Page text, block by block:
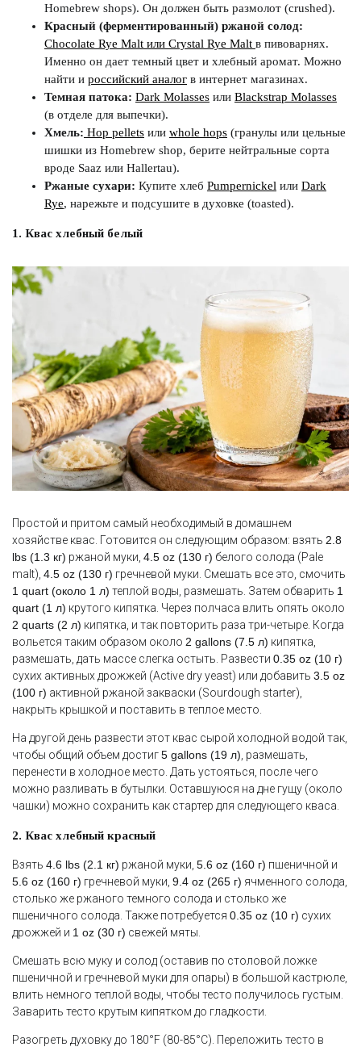
Homebrew shops). Он должен быть размолот (crushed).
Красный (ферментированный) ржаной солод:
Chocolate Rye Malt или Crystal Rye Malt в пивоварнях.
Именно он дает темный цвет и хлебный аромат. Можно
найти и российский аналог в интернет магазинах.
Темная патока: Dark Molasses или Blackstrap Molasses
(в отделе для выпечки).
Хмель: Hop pellets или whole hops (гранулы или цельные
шишки из Homebrew shop, берите нейтральные сорта
вроде Saaz или Hallertau).
Ржаные сухари: Купите хлеб Pumpernickel или Dark
Rye, нарежьте и подсушите в духовке (toasted).
1. Квас хлебный белый
Простой и притом самый необходимый в домашнем
хозяйстве квас. Готовится он следующим образом: взять 2.8
lbs (1.3 кг) ржаной муки, 4.5 oz (130 г) белого солода (Pale
malt), 4.5 oz (130 г) гречневой муки. Смешать все это, смочить
1 quart (около 1 л) теплой воды, размешать. Затем обварить 1
quart (1 л) крутого кипятка. Через полчаса влить опять около
2 quarts (2 л) кипятка, и так повторить раза три-четыре. Когда
вольется таким образом около 2 gallons (7.5 л) кипятка,
размешать, дать массе слегка остыть. Развести 0.35 oz (10 г)
сухих активных дрожжей (Active dry yeast) или добавить 3.5 oz
(100 г) активной ржаной закваски (Sourdough starter),
накрыть крышкой и поставить в теплое место.
На другой день развести этот квас сырой холодной водой так,
чтобы общий объем достиг5 gallons (19 л), размешать,
перенести в холодное место. Дать устояться, после чего
можно разливать в бутылки. Оставшуюся на дне гущу (около
чашки) можно сохранить как стартер для следующего кваса.
2. Квас хлебный красный
Взять 4.6 lbs (2.1 кг) ржаной муки, 5.6 oz (160 г) пшеничной и
5.6 oz (160 г) гречневой муки, 9.4 oz (265 г) ячменного солода,
столько же ржаного темного солода и столько же
пшеничного солода. Также потребуется 0.35 oz (10 г) сухих
дрожжей и 1 oz (30 г) свежей мяты.
Смешать всю муку и солод (оставив по столовой ложке
пшеничной и гречневой муки для опары) в большой кастрюле,
влить немного теплой воды, чтобы тесто получилось густым.
Заварить тесто крутым кипятком до гладкости.
Разогреть духовку до 180°F (80-85°C). Переложить тесто в